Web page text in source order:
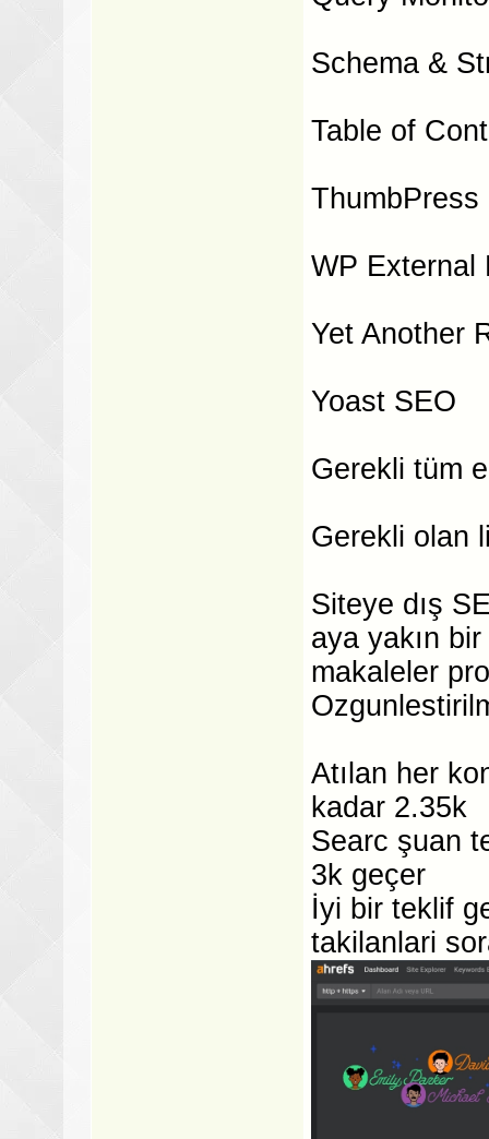
Schema &
Table of
ThumbPress
WP External
Yet Another
Yoast SEO
Gerekli tüm
Gerekli olan
Siteye dış
aya yakın
makaleler
Atılan her
kadar 2.35k
Searc şuan
3k geçer
İyi bir teklif
takilanlari